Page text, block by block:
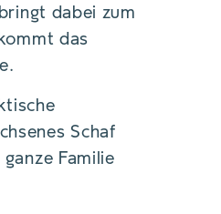
dabei zum
das
Schaf
Familie